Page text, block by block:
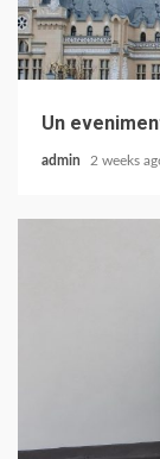
Un
admin 2 weeks